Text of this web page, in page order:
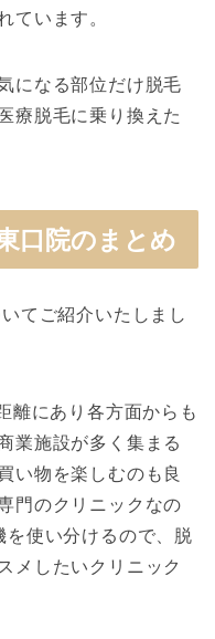
ています。
になる部位だけ脱毛
療脱毛に乗り換えた
口院のまとめ
てご紹介いたしまし
離にあり各方面からも
業施設が多く集まる
い物を楽しむのも良
門のクリニックなの
を使い分けるので、脱
メしたいクリニック